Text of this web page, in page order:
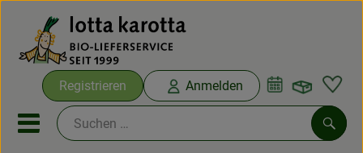
Registrieren Anmelden
Mobiles Menu öffnen oder